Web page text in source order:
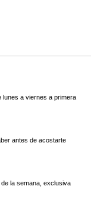
lunes a viernes a primera
antes de acostarte
la semana, exclusiva